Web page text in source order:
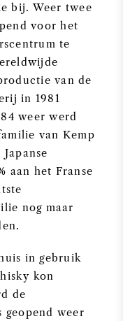
bij. Weer twee
voor het
te
van de
in 1981
weer werd
van Kemp
aan het Franse
nog maar
in gebruik
kon
de
weer